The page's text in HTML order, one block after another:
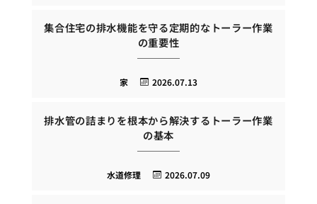
集合住宅の排水機能を守る定期的なトーラー作業
の重要性
2026.07.13
家
排水管の詰まりを根本から解決するトーラー作業
の基本
2026.07.09
水道修理